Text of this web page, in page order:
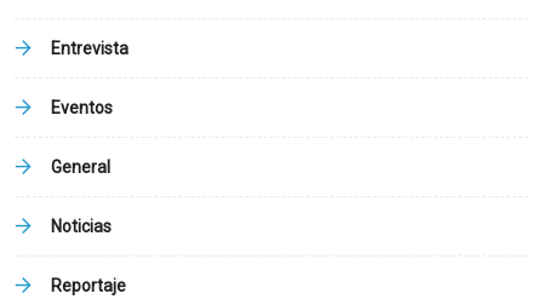
Entrevista
Eventos
General
Noticias
Reportaje